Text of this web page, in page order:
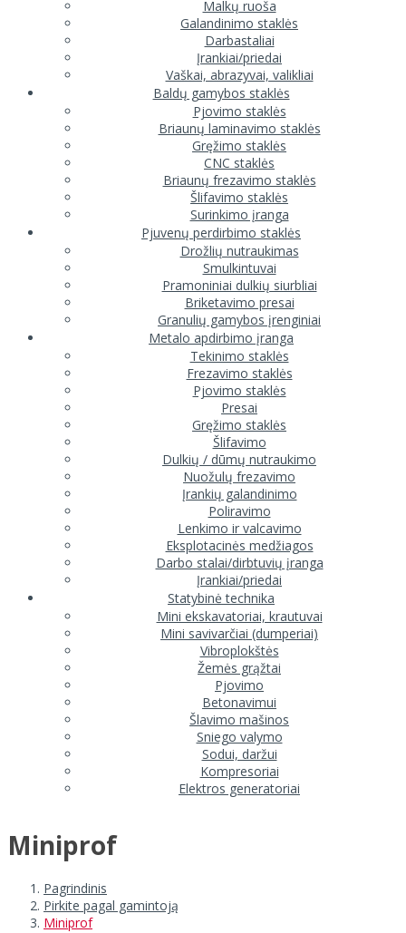
Malkų ruoša
Galandinimo staklės
Darbastaliai
Įrankiai/priedai
Vaškai, abrazyvai, valikliai
Baldų gamybos staklės
Pjovimo staklės
Briaunų laminavimo staklės
Gręžimo staklės
CNC staklės
Briaunų frezavimo staklės
Šlifavimo staklės
Surinkimo įranga
Pjuvenų perdirbimo staklės
Drožlių nutraukimas
Smulkintuvai
Pramoniniai dulkių siurbliai
Briketavimo presai
Granulių gamybos įrenginiai
Metalo apdirbimo įranga
Tekinimo staklės
Frezavimo staklės
Pjovimo staklės
Presai
Gręžimo staklės
Šlifavimo
Dulkių / dūmų nutraukimo
Nuožulų frezavimo
Įrankių galandinimo
Poliravimo
Lenkimo ir valcavimo
Eksplotacinės medžiagos
Darbo stalai/dirbtuvių įranga
Įrankiai/priedai
Statybinė technika
Mini ekskavatoriai, krautuvai
Mini savivarčiai (dumperiai)
Vibroplokštės
Žemės grąžtai
Pjovimo
Betonavimui
Šlavimo mašinos
Sniego valymo
Sodui, daržui
Kompresoriai
Elektros generatoriai
Miniprof
Pagrindinis
Pirkite pagal gamintoją
Miniprof